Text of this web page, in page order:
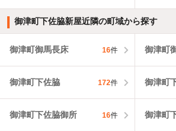
御津町下佐脇新屋近隣の町域から探す
御津町御馬長床 16件 御津町
御津町下佐脇 172件 御津町
御津町下佐脇御所 16件 御津町